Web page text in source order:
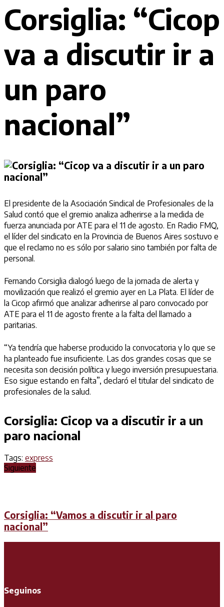
Corsiglia: “Cicop
va a discutir ir a
un paro
nacional”
El presidente de la Asociación Sindical de Profesionales de la
Salud contó que el gremio analiza adherirse a la medida de
fuerza anunciada por ATE para el 11 de agosto. En Radio FMQ,
el líder del sindicato en la Provincia de Buenos Aires sostuvo e
que el reclamo no es sólo por salario sino también por falta de
personal.
Fernando Corsiglia dialogó luego de la jornada de alerta y
movilización que realizó el gremio ayer en La Plata. El líder de
la Cicop afirmó que analizar adherirse al paro convocado por
ATE para el 11 de agosto frente a la falta del llamado a
paritarias.
“Ya tendría que haberse producido la convocatoria y lo que se
ha planteado fue insuficiente. Las dos grandes cosas que se
necesita son decisión política y luego inversión presupuestaria.
Eso sigue estando en falta”, declaró el titular del sindicato de
profesionales de la salud.
Corsiglia: Cicop va a discutir ir a un
paro nacional
Tags: express
Siguiente
Corsiglia: “Vamos a discutir ir al paro
nacional”
Seguinos